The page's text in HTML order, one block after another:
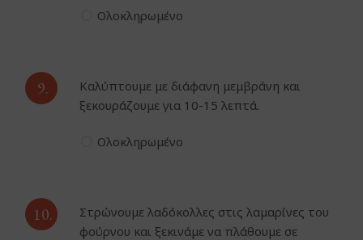
Ολοκληρωμένο
9.
Καλύπτουμε με διάφανη μεμβράνη και
ξεκουράζουμε για 10-15 λεπτά.
Ολοκληρωμένο
10.
Στρώνουμε λαδόκολλες στις λαμαρίνες του
φούρνου και ξεκινάμε να πλάθουμε σε